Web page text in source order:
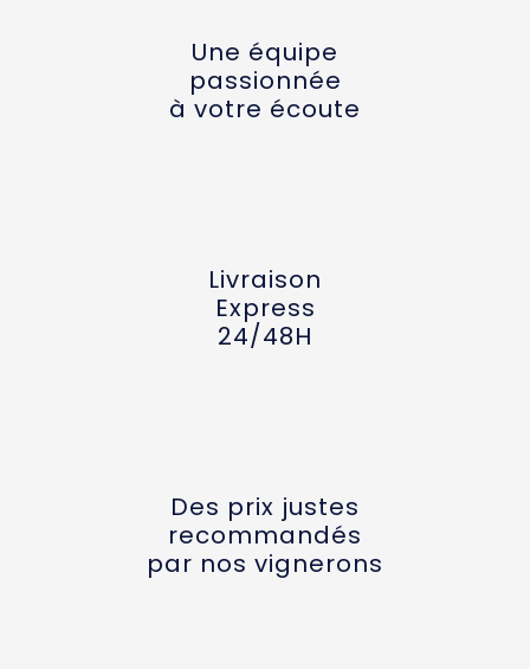
Une équipe
passionnée
à votre écoute
Livraison
Express
24/48H
Des prix justes
recommandés
par nos vignerons